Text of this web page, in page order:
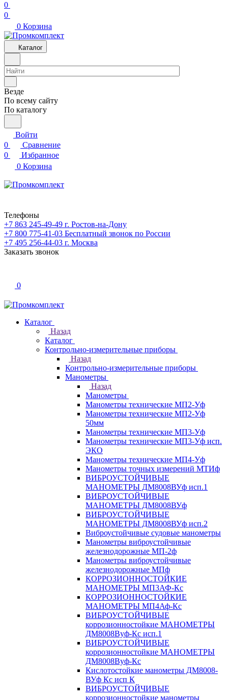
0
0
0 Корзина
Каталог
Везде
По всему сайту
По каталогу
Войти
0
Сравнение
0
Избранное
0 Корзина
Телефоны
+7 863 245-49-49 г. Ростов-на-Дону
+7 800 775-41-03 Бесплатный звонок по России
+7 495 256-44-03 г. Москва
Заказать звонок
0
Каталог
Назад
Каталог
Контрольно-измерительные приборы
Назад
Контрольно-измерительные приборы
Манометры
Назад
Манометры
Манометры технические МП2-Уф
Манометры технические МП2-Уф
50мм
Манометры технические МП3-Уф
Манометры технические МП3-Уф исп.
ЭКО
Манометры технические МП4-Уф
Манометры точных измерений МТИф
ВИБРОУСТОЙЧИВЫЕ
МАНОМЕТРЫ ДМ8008ВУф исп.1
ВИБРОУСТОЙЧИВЫЕ
МАНОМЕТРЫ ДМ8008ВУф
ВИБРОУСТОЙЧИВЫЕ
МАНОМЕТРЫ ДМ8008ВУф исп.2
Виброустойчивые судовые манометры
Манометры виброустойчивые
железнодорожные МП-2ф
Манометры виброустойчивые
железнодорожные МПф
КОРРОЗИОННОСТОЙКИЕ
МАНОМЕТРЫ МП3АФ-Кс
КОРРОЗИОННОСТОЙКИЕ
МАНОМЕТРЫ МП4Аф-Кс
ВИБРОУСТОЙЧИВЫЕ
коррозионностойкие МАНОМЕТРЫ
ДМ8008Вуф-Кс исп.1
ВИБРОУСТОЙЧИВЫЕ
коррозионностойкие МАНОМЕТРЫ
ДМ8008Вуф-Кс
Кислотостойкие манометры ДМ8008-
ВУф Кс исп К
ВИБРОУСТОЙЧИВЫЕ
коррозионностойкие манометры